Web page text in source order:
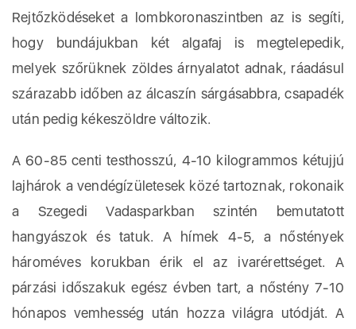
Rejtőzködéseket a lombkoronaszintben az is segíti,
hogy bundájukban két algafaj is megtelepedik,
melyek szőrüknek zöldes árnyalatot adnak, ráadásul
szárazabb időben az álcaszín sárgásabbra, csapadék
után pedig kékeszöldre változik.
A 60-85 centi testhosszú, 4-10 kilogrammos kétujjú
lajhárok a vendégízületesek közé tartoznak, rokonaik
a Szegedi Vadasparkban szintén bemutatott
hangyászok és tatuk. A hímek 4-5, a nőstények
hároméves korukban érik el az ivarérettséget. A
párzási időszakuk egész évben tart, a nőstény 7-10
hónapos vemhesség után hozza világra utódját. A